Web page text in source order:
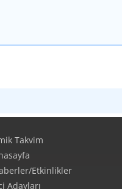
Takvim
Etkinlikler
Adayları